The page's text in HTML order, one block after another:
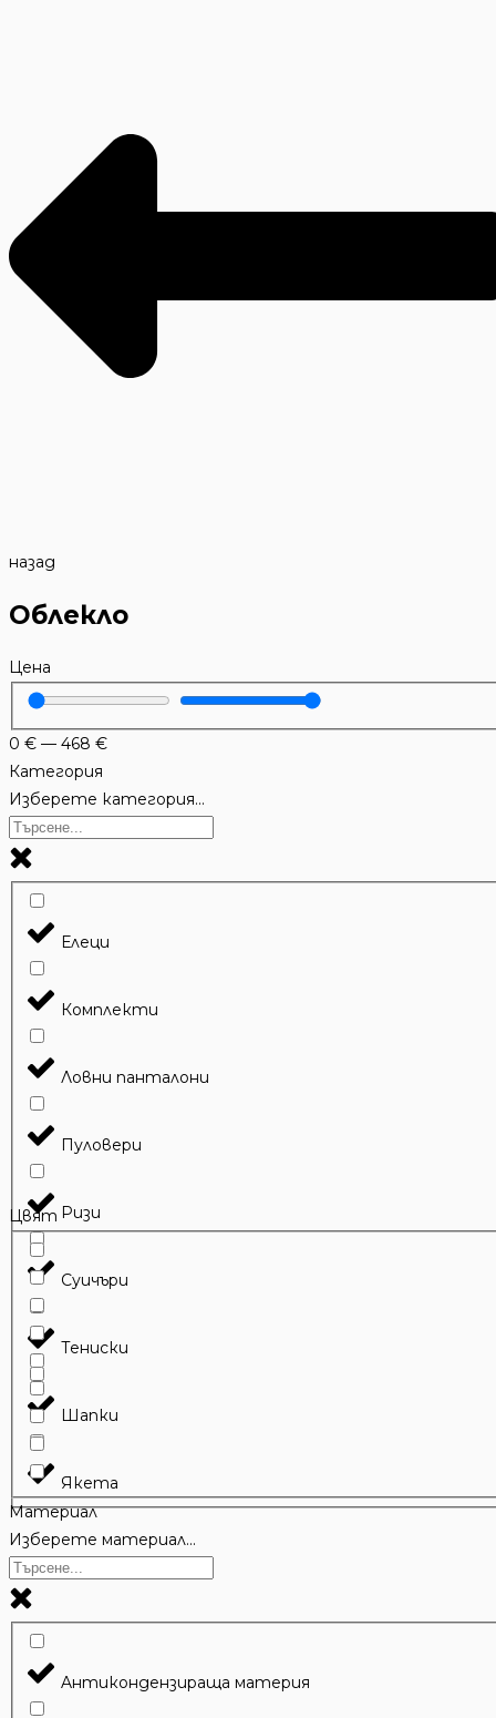
назад
Облекло
Цена
0 € — 468 €
Категория
Изберете категория...
Елеци
Комплекти
Ловни панталони
Пуловери
Ризи
Суичъри
Тениски
Шапки
Якета
Цвят
Материал
Изберете материал...
Aнтикондензираща материя